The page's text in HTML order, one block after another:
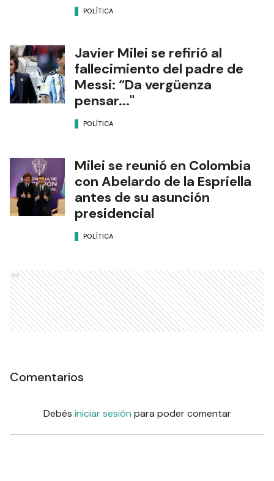
POLÍTICA
Javier Milei se refirió al
fallecimiento del padre de
Messi: “Da vergüenza
pensar..."
POLÍTICA
Milei se reunió en Colombia
con Abelardo de la Espriella
antes de su asunción
presidencial
POLÍTICA
Ads
Comentarios
Debés iniciar sesión para poder comentar